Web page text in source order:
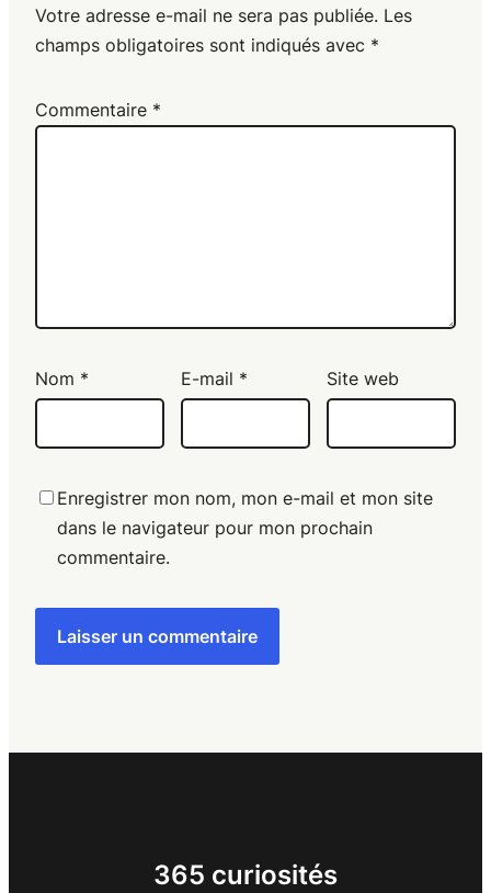
Votre adresse e-mail ne sera pas publiée. Les
champs obligatoires sont indiqués avec *
Commentaire *
Nom * E-mail * Site web
Enregistrer mon nom, mon e-mail et mon site
dans le navigateur pour mon prochain
commentaire.
365 curiosités